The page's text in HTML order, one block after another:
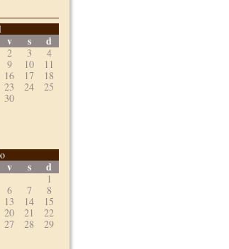
v s d
2 3
4
9 10
11
16 17
18
23 24
25
30
v s d
1
6 7
8
13 14
15
20 21
22
27 28
29